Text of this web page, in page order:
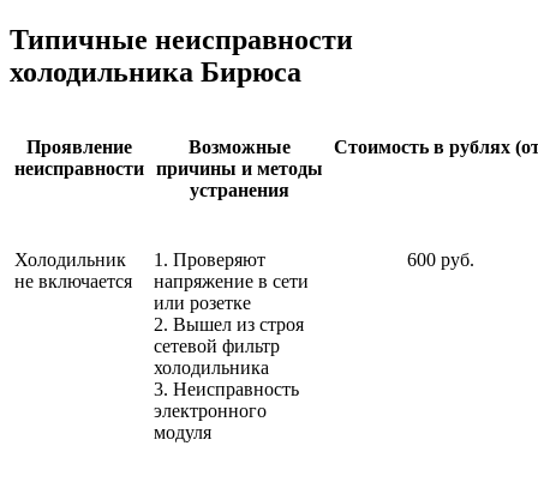
Типичные неисправности
холодильника Бирюса
Проявление
неисправности
Возможные
причины и методы
устранения
Стоимость в рублях
Холодильник
не включается
1. Проверяют
напряжение в сети
или розетке
2. Вышел из строя
сетевой фильтр
холодильника
3. Неисправность
электронного
модуля
600 руб.